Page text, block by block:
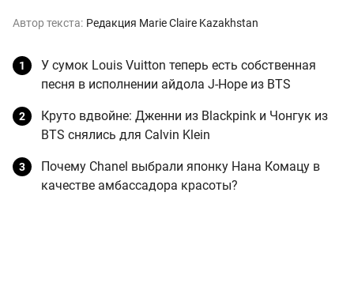
Автор текста: Редакция Marie Claire Kazakhstan
У сумок Louis Vuitton теперь есть собственная
песня в исполнении айдола J-Hope из BTS
Круто вдвойне: Дженни из Blackpink и Чонгук из
BTS снялись для Calvin Klein
Почему Chanel выбрали японку Нана Комацу в
качестве амбассадора красоты?